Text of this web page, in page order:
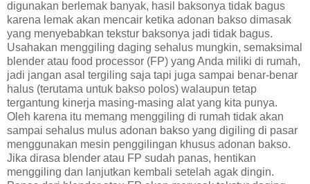
digunakan berlemak banyak, hasil baksonya tidak bagus
karena lemak akan mencair ketika adonan bakso dimasak
yang menyebabkan tekstur baksonya jadi tidak bagus.
Usahakan menggiling daging sehalus mungkin, semaksimal
blender atau food processor (FP) yang Anda miliki di rumah,
jadi jangan asal tergiling saja tapi juga sampai benar-benar
halus (terutama untuk bakso polos) walaupun tetap
tergantung kinerja masing-masing alat yang kita punya.
Oleh karena itu memang menggiling di rumah tidak akan
sampai sehalus mulus adonan bakso yang digiling di pasar
menggunakan mesin penggilingan khusus adonan bakso.
Jika dirasa blender atau FP sudah panas, hentikan
menggiling dan lanjutkan kembali setelah agak dingin.